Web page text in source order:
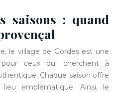
saisons : quand
le village de Gordes est une
pour ceux qui cherchent à
Chaque saison offre
emblématique. Ainsi, le